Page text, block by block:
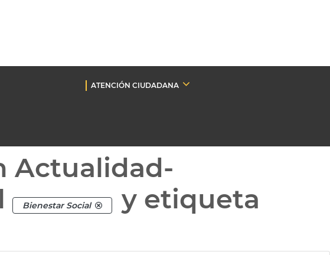
ATENCIÓN CIUDADANA
Actualidad-
Bienestar Social y etiqueta